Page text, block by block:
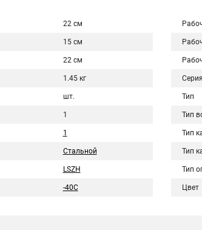
22 см
15 см
22 см
1.45 кг
шт.
1
1
Стальной
LSZH
-40C
Серия
Тип
Тип
Тип
Тип
Тип
Цвет